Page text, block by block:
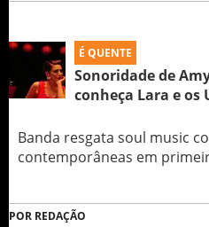
É QUENTE
Sonoridade de
conheça Lara e os
Banda resgata soul music
contemporâneas em
POR REDAÇÃO